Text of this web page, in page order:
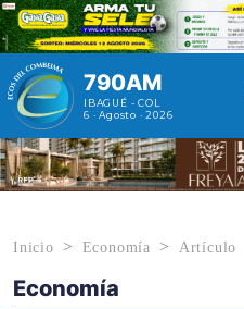
Pasar al contenido principal
790AM
IBAGUÉ - COL
6 · Agosto · 2026
Inicio Economía Artículo
Econoticias y Eventos
Economía